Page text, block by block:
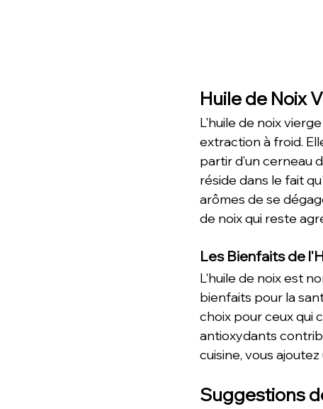
Huile de Noix
L'huile de noix
extraction à froid.
partir d’un cerneau
réside dans le fait
arômes de se
de noix qui reste
Les Bienfaits de
L'huile de noix est
bienfaits pour la
choix pour ceux qui
antioxydants
cuisine, vous
Suggestions